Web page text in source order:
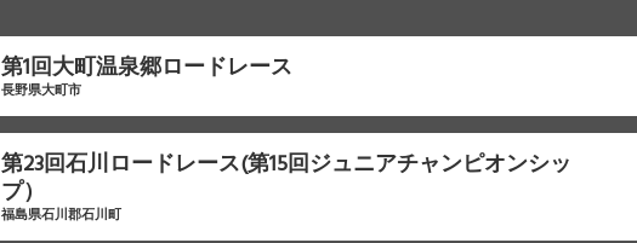
第1回大町温泉郷ロードレース
長野県大町市
第23回石川ロードレース(第15回ジュニアチャンピオンシッ
プ）
福島県石川郡石川町